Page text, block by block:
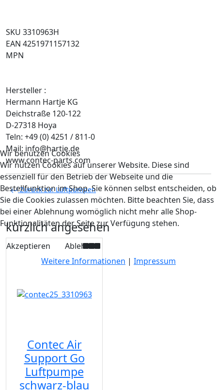
SKU 3310963H
EAN 4251971157132
MPN
Hersteller :
Hermann Hartje KG
Deichstraße 120-122
D-27318 Hoya
Teln: +49 (0) 4251 / 811-0
Mail: info@hartje.de
www.contec-parts.com
Zurück zu: Luftpumpen
kürzlich angesehen
Contec Air
Support Go
Luftpumpe
schwarz-blau
Wir benutzen Cookies
Wir nutzen Cookies auf unserer Website. Diese sind
essenziell für den Betrieb der Webseite und die
Bestellfunktion im Shop. Sie können selbst entscheiden, ob
Sie die Cookies zulassen möchten. Bitte beachten Sie, dass
bei einer Ablehnung womöglich nicht mehr alle Shop-
Funktionalitäten der Seite zur Verfügung stehen.
Akzeptieren
Ablehnen
Weitere Informationen | Impressum